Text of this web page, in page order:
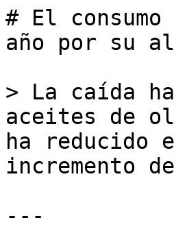
# El
año por su
> La caída
aceites de
ha reducido
incremento
---